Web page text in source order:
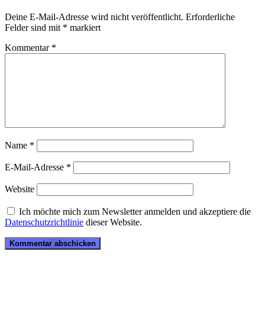
Deine E-Mail-Adresse wird nicht veröffentlicht. Erforderliche
Felder sind mit * markiert
Kommentar *
Name *
E-Mail-Adresse *
Website
Ich möchte mich zum Newsletter anmelden und akzeptiere die
Datenschutzrichtlinie dieser Website.